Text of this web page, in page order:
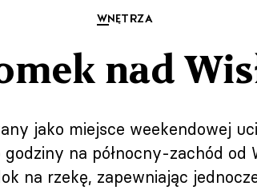
WNĘTRZA
nad
jako miejsce weekendowej
godziny na północny-zachód
na rzekę, zapewniając